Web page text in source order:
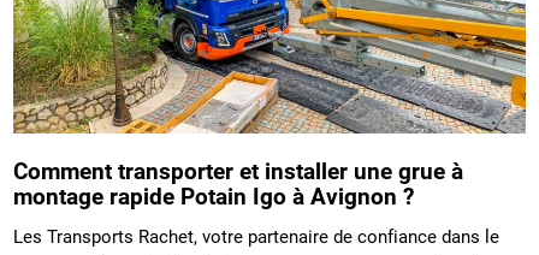
Comment transporter et installer une grue à
montage rapide Potain Igo à Avignon ?
Les Transports Rachet, votre partenaire de confiance dans le